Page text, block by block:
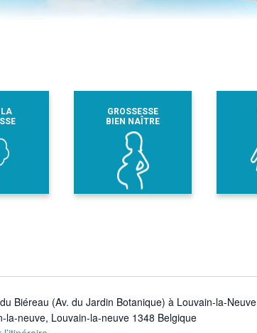
GROSSESSE
BIEN NAÎTRE
Biéreau (Av. du Jardin Botanique) à Louvain-la-Neuve
la-neuve, Louvain-la-neuve 1348 Belgique